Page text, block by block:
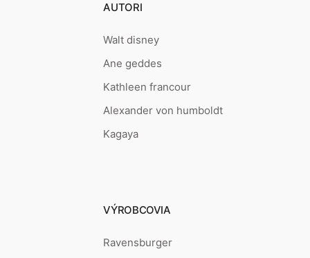
AUTORI
Walt disney
Ane geddes
Kathleen francour
Alexander von humboldt
Kagaya
VÝROBCOVIA
Ravensburger